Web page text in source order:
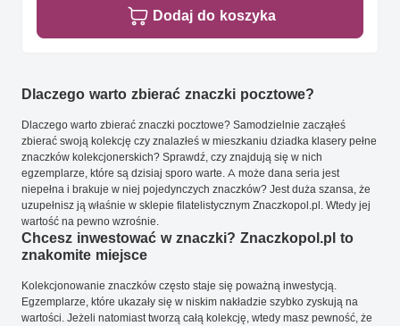
Dodaj do koszyka
Dlaczego warto zbierać znaczki pocztowe?
Dlaczego warto zbierać znaczki pocztowe? Samodzielnie zacząłeś
zbierać swoją kolekcję czy znalazłeś w mieszkaniu dziadka klasery pełne
znaczków kolekcjonerskich? Sprawdź, czy znajdują się w nich
egzemplarze, które są dzisiaj sporo warte. A może dana seria jest
niepełna i brakuje w niej pojedynczych znaczków? Jest duża szansa, że
uzupełnisz ją właśnie w sklepie filatelistycznym Znaczkopol.pl. Wtedy jej
wartość na pewno wzrośnie.
Chcesz inwestować w znaczki? Znaczkopol.pl to
znakomite miejsce
Kolekcjonowanie znaczków często staje się poważną inwestycją.
Egzemplarze, które ukazały się w niskim nakładzie szybko zyskują na
wartości. Jeżeli natomiast tworzą całą kolekcję, wtedy masz pewność, że